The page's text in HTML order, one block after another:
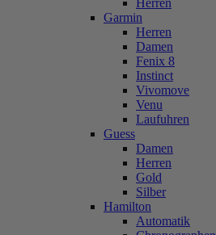
Herren
Garmin
Herren
Damen
Fenix 8
Instinct
Vivomove
Venu
Laufuhren
Guess
Damen
Herren
Gold
Silber
Hamilton
Automatik